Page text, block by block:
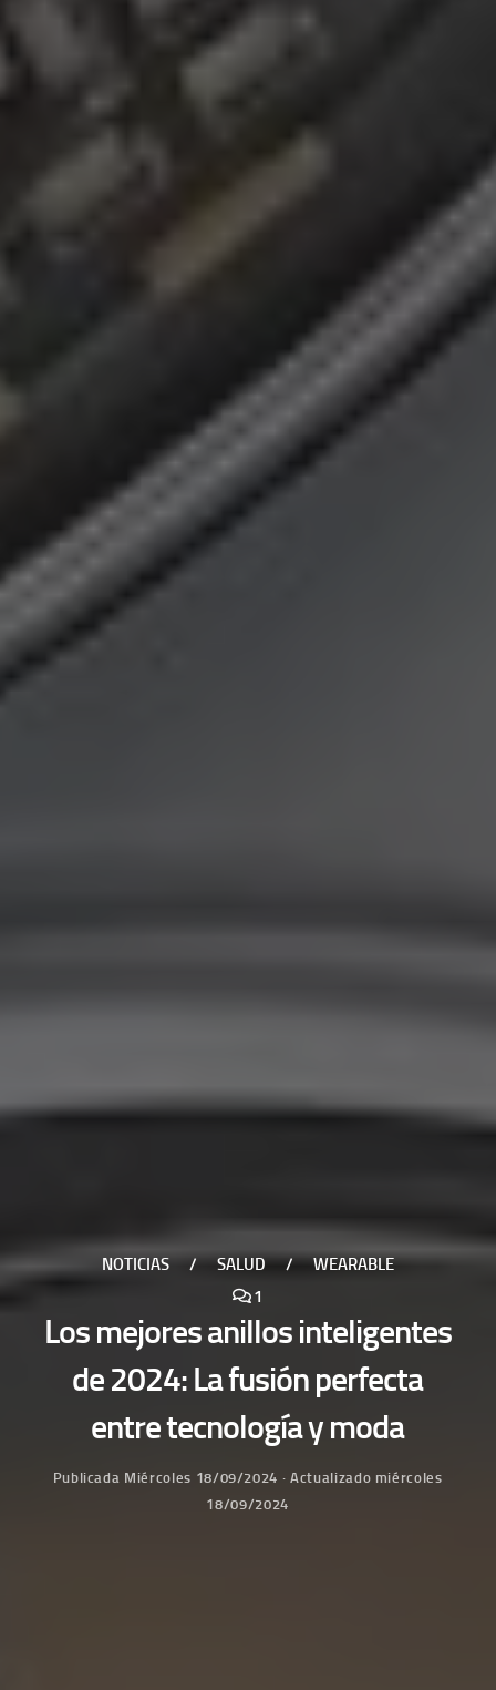
NOTICIAS / SALUD /
WEARABLE
1
Los mejores anillos inteligentes
de 2024: La fusión perfecta
entre tecnología y moda
Publicada Miércoles 18/09/2024 · Actualizado miércoles
18/09/2024